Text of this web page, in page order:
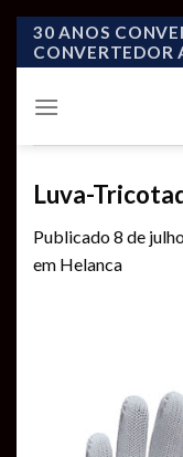
Skip
30 ANOS
Luva-
Publicado8 de
em Helanca